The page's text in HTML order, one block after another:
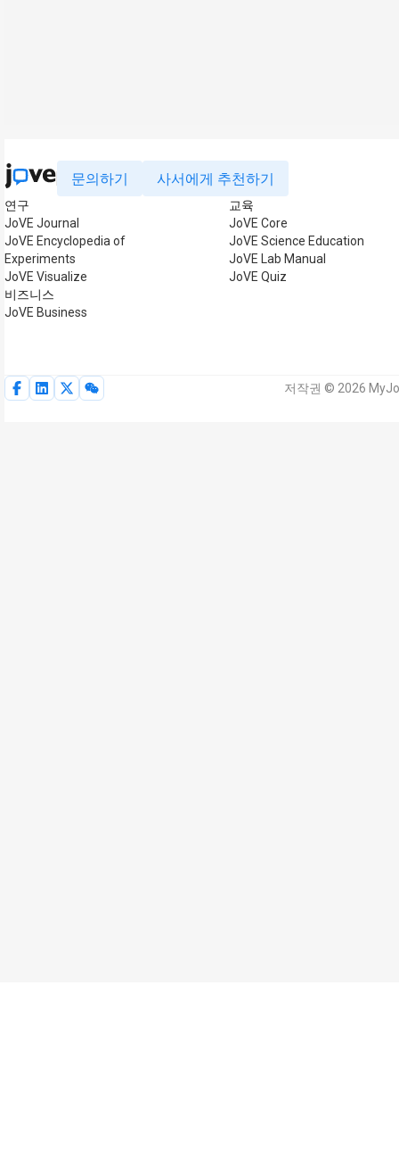
문의하기 사서에게 추천하기
연구
JoVE Journal
JoVE Encyclopedia of
Experiments
JoVE Visualize
비즈니스
JoVE Business
교육
JoVE Core
JoVE Science Education
JoVE Lab Manual
JoVE Quiz
저작권 © 2026